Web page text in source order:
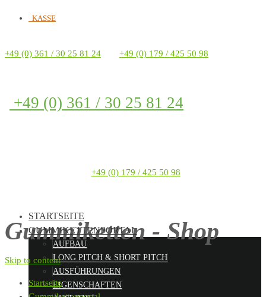
KASSE
+49 (0) 361 / 30 25 81 24 +49 (0) 179 / 425 50 98
+49 (0) 361 / 30 25 81 24
+49 (0) 179 / 425 50 98
Gummiketten - Shop
STARTSEITE
GUMMIKETTENPORTAL
AUFBAU
LONG PITCH & SHORT PITCH
AUSFÜHRUNGEN
EIGENSCHAFTEN
Skip to content
Startseite